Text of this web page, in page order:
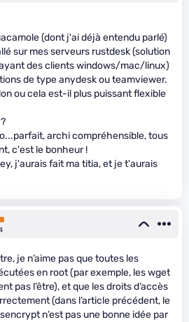
(dont j'ai déjà entendu parlé)
sur mes serveurs rustdesk (solution
des clients windows/mac/linux)
de type anydesk ou teamviewer.
ou cela est-il plus puissant flexible
archi compréhensible, tous
c'est le bonheur !
j'aurais fait ma titia, et je t'aurais
je n’aime pas que toutes les
en root (par exemple, les wget
pas l’être), et que les droits d’accès
(dans l’article précédent, le
n’est pas une bonne idée par